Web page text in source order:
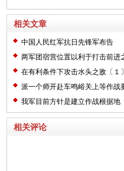
相关文章
中国人民红军抗日先锋军布告
两军团宿营位置以利于打击前进
在有利条件下攻击水头之敌〔１〕
派一个师开赴车鸣峪关上等作战
我军目前方针是建立作战根据地
相关评论